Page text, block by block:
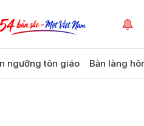
ngưỡng tôn giáo Bản làng